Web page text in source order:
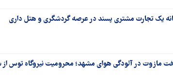
یک تجارت مشتری پسند در عرصه گردشگری و هتل داری
مازوت در آلودگی هوای مشهد؛ محرومیت نیروگاه توس